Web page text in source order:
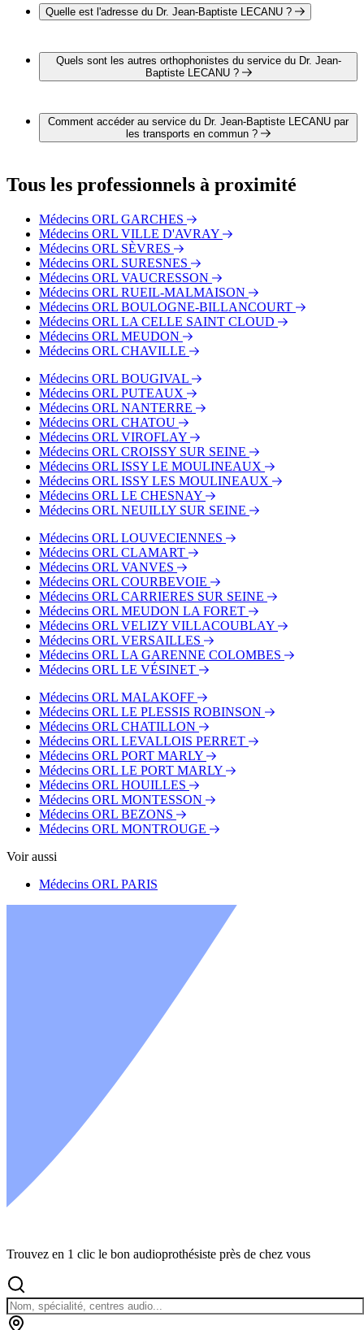
Quelle est l'adresse du Dr. Jean-Baptiste LECANU ?
92210 SAINT CLOUD
Quels sont les autres orthophonistes du service du Dr. Jean-
Baptiste LECANU ?
Dr. Jean-Baptiste LECANU :
Dr. Manuel ERMINY
Dr. Olivier CHOUSSY
Comment accéder au service du Dr. Jean-Baptiste LECANU par
les transports en commun ?
proximité des arrêts suivants :
Bus - Tahère
Bus - Foch - 19 Janvier
Tram - Parc de Saint-Cloud
Tram - Les Milons
Tous les professionnels à proximité
Médecins ORL GARCHES
Médecins ORL VILLE D'AVRAY
Médecins ORL SÈVRES
Médecins ORL SURESNES
Médecins ORL VAUCRESSON
Médecins ORL RUEIL-MALMAISON
Médecins ORL BOULOGNE-BILLANCOURT
Médecins ORL LA CELLE SAINT CLOUD
Médecins ORL MEUDON
Médecins ORL CHAVILLE
Médecins ORL BOUGIVAL
Médecins ORL PUTEAUX
Médecins ORL NANTERRE
Médecins ORL CHATOU
Médecins ORL VIROFLAY
Médecins ORL CROISSY SUR SEINE
Médecins ORL ISSY LE MOULINEAUX
Médecins ORL ISSY LES MOULINEAUX
Médecins ORL LE CHESNAY
Médecins ORL NEUILLY SUR SEINE
Médecins ORL LOUVECIENNES
Médecins ORL CLAMART
Médecins ORL VANVES
Médecins ORL COURBEVOIE
Médecins ORL CARRIERES SUR SEINE
Médecins ORL MEUDON LA FORET
Médecins ORL VELIZY VILLACOUBLAY
Médecins ORL VERSAILLES
Médecins ORL LA GARENNE COLOMBES
Médecins ORL LE VÉSINET
Médecins ORL MALAKOFF
Médecins ORL LE PLESSIS ROBINSON
Médecins ORL CHATILLON
Médecins ORL LEVALLOIS PERRET
Médecins ORL PORT MARLY
Médecins ORL LE PORT MARLY
Médecins ORL HOUILLES
Médecins ORL MONTESSON
Médecins ORL BEZONS
Médecins ORL MONTROUGE
Voir aussi
Médecins ORL PARIS
Trouvez en 1 clic le bon audioprothésiste près de chez vous